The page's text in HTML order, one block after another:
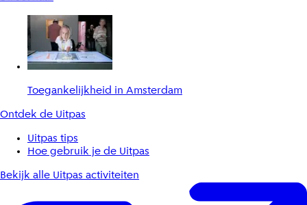
Toegankelijkheid in Amsterdam
Ontdek de Uitpas
Uitpas tips
Hoe gebruik je de Uitpas
Bekijk alle Uitpas activiteiten